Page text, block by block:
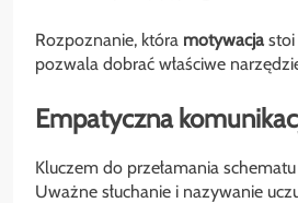
Rozpoznanie, która motywacjastoi
pozwala dobrać właściwe
Empatyczna
Kluczem do przełamania schematu
Uważne słuchanie i nazywanie